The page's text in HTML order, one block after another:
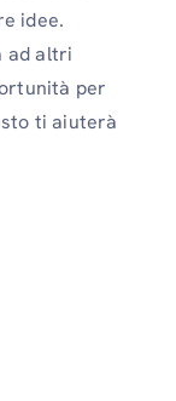
idee.
ad altri
per
ti aiuterà